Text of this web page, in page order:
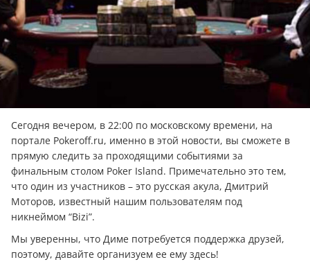
Сегодня вечером, в 22:00 по московскому времени, на
портале Pokeroff.ru, именно в этой новости, вы сможете в
прямую следить за проходящими событиями за
финальным столом Poker Island. Примечательно это тем,
что один из участников – это русская акула, Дмитрий
Моторов, известный нашим пользователям под
никнеймом “Bizi”.
Мы уверенны, что Диме потребуется поддержка друзей,
поэтому, давайте организуем ее ему здесь!